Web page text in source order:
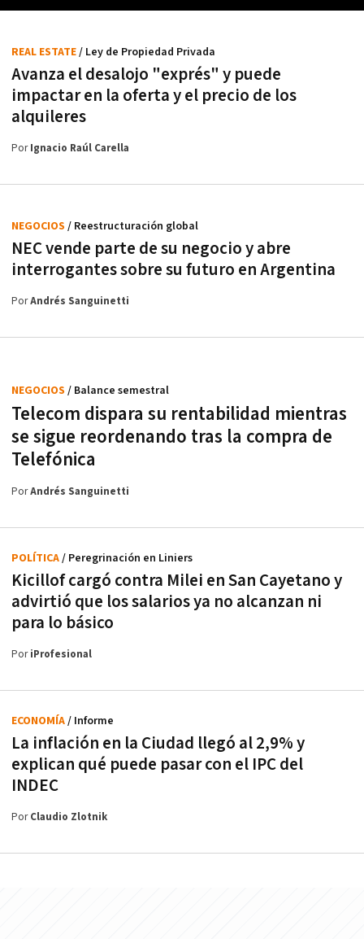
Avanza el desalojo "exprés" y puede
impactar en la oferta y el precio de los
alquileres
REAL ESTATE/ Ley de Propiedad Privada
PorIgnacio Raúl Carella
NEC vende parte de su negocio y abre
interrogantes sobre su futuro en Argentina
NEGOCIOS / Reestructuración global
PorAndrés Sanguinetti
Telecom dispara su rentabilidad mientras
se sigue reordenando tras la compra de
Telefónica
NEGOCIOS / Balance semestral
PorAndrés Sanguinetti
Kicillof cargó contra Milei en San Cayetano y
advirtió que los salarios ya no alcanzan ni
para lo básico
POLÍTICA/ Peregrinación en Liniers
PoriProfesional
La inflación en la Ciudad llegó al 2,9% y
explican qué puede pasar con el IPC del
INDEC
ECONOMÍA/ Informe
PorClaudio Zlotnik